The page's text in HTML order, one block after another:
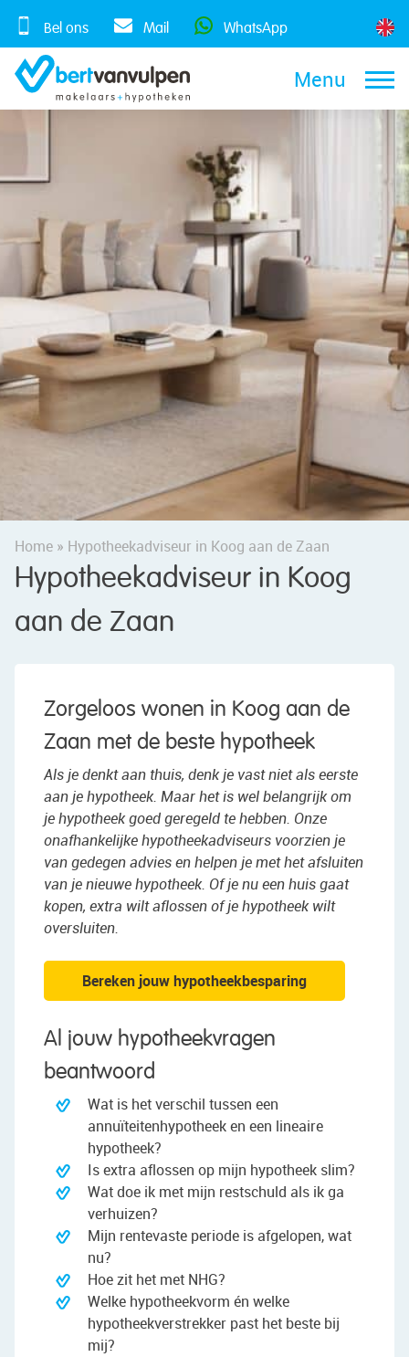
content
Bel ons Mail WhatsApp
Menu
Home » Hypotheekadviseur in Koog aan de Zaan
Hypotheekadviseur in Koog
aan de Zaan
Zorgeloos wonen in Koog aan de
Zaan met de beste hypotheek
Als je denkt aan thuis, denk je vast niet als eerste
aan je hypotheek. Maar het is wel belangrijk om
je hypotheek goed geregeld te hebben. Onze
onafhankelijke hypotheekadviseurs voorzien je
van gedegen advies en helpen je met het afsluiten
van je nieuwe hypotheek. Of je nu een huis gaat
kopen, extra wilt aflossen of je hypotheek wilt
oversluiten.
Bereken jouw hypotheekbesparing
Al jouw hypotheekvragen
beantwoord
Wat is het verschil tussen een
annuïteitenhypotheek en een lineaire
hypotheek?
Is extra aflossen op mijn hypotheek slim?
Wat doe ik met mijn restschuld als ik ga
verhuizen?
Mijn rentevaste periode is afgelopen, wat
nu?
Hoe zit het met NHG?
Welke hypotheekvorm én welke
hypotheekverstrekker past het beste bij
mij?